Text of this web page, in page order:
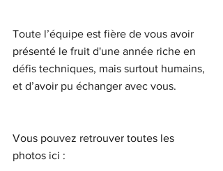
Toute l’équipe est fière de vous avoir
présenté le fruit d'une année riche en
défis techniques, mais surtout humains,
et d’avoir pu échanger avec vous.
Vous pouvez retrouver toutes les
photos ici :